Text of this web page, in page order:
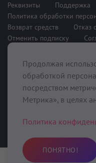
Реквизиты Поддержка
Политика обработки
Возврат средств
Отказ
Отменить подписку
Продолжая
обработкой
посредством
Метрика», в целях
Политика
ПОНЯТНО!